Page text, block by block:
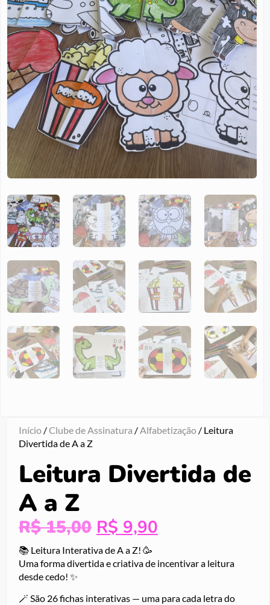
Início /Clube de Assinatura /Alfabetização / Leitura
Divertida de A a Z
Leitura Divertida de
A a Z
R$15,00 R$ 9,90
📚 Leitura Interativa de A a Z! 🥳
Uma forma divertida e criativa de incentivar a leitura
desde cedo! ✨
🪄 São 26 fichas interativas — uma para cada letra do